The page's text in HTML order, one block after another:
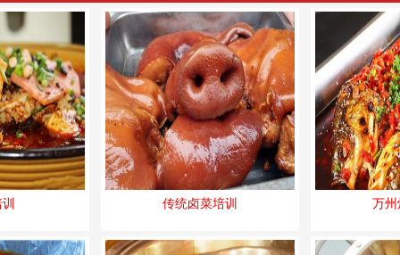
传统卤菜培训 万州